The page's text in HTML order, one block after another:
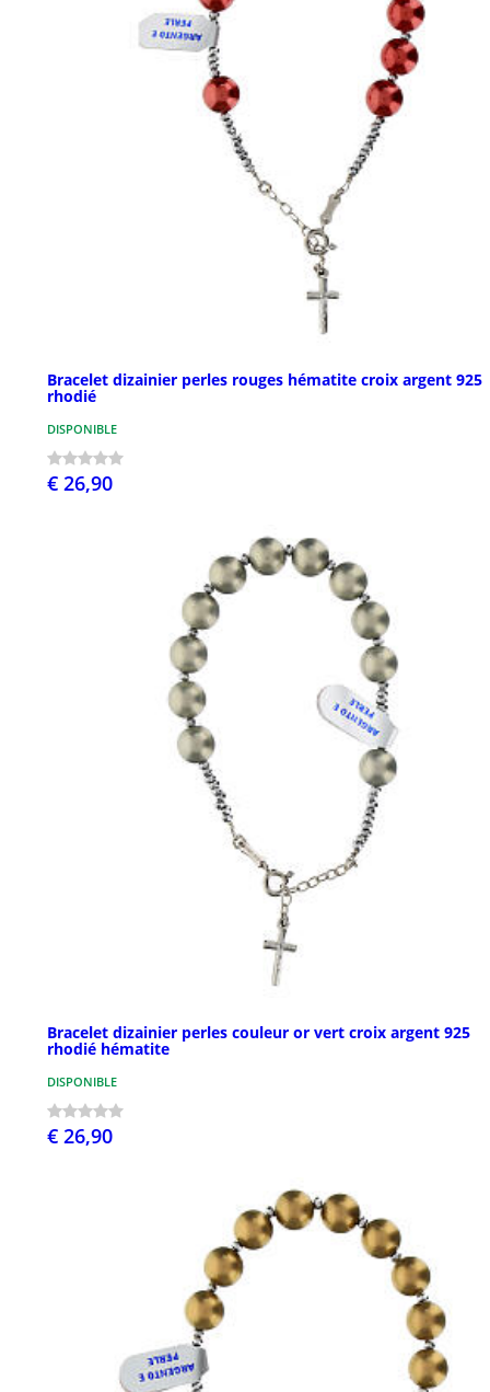
Bracelet dizainier perles rouges hématite croix argent 925
rhodié
DISPONIBLE
€ 26,90
Bracelet dizainier perles couleur or vert croix argent 925
rhodié hématite
DISPONIBLE
€ 26,90